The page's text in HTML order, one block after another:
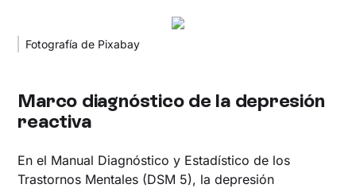
Fotografía de Pixabay
Marco diagnóstico de la depresión
reactiva
En el Manual Diagnóstico y Estadístico de los
Trastornos Mentales (DSM 5), la depresión